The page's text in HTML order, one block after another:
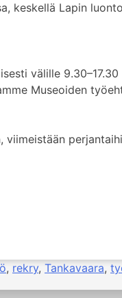
keskellä Lapin
välille
Museoiden
, rekry, Tankavaara,